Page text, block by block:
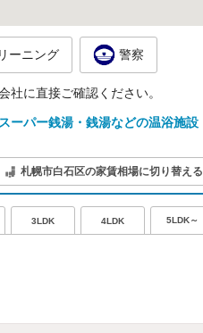
ーニング 警察
に直接ご確認ください。
ーパー銭湯・銭湯などの温浴施設
札幌市白石区の家賃相場に切り替える
3LDK 4LDK 5LDK～